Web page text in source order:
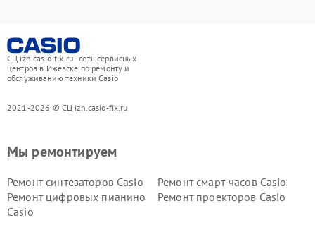
СЦ izh.casio-fix.ru - сеть сервисных
центров в Ижевске по ремонту и
обслуживанию техники Casio
2021-2026 © СЦ izh.casio-fix.ru
Мы ремонтируем
Ремонт синтезаторов Casio
Ремонт смарт-часов Casio
Ремонт цифровых пианино
Casio
Ремонт проекторов Casio